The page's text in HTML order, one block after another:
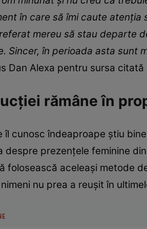
în care să îmi caute
mereu să stau departe
Sincer, în perioada asta sunt
Dan Alexa pentru sursa citată
rămâne în
îl cunosc îndeaproape știu
despre prezențele feminine
folosească aceleași metode
nu prea a reușit în